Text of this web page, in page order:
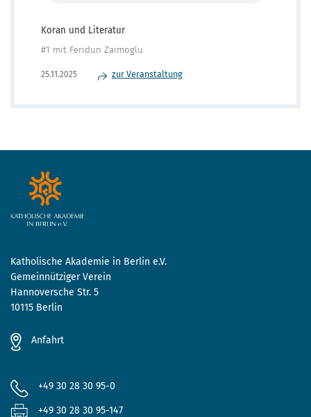
Koran und Literatur
#1 mit Feridun Zaimoglu
25.11.2025 zur Veranstaltung
Katholische Akademie in Berlin e.V.
Gemeinnütziger Verein
Hannoversche Str. 5
10115 Berlin
Anfahrt
+49 30 28 30 95-0
+49 30 28 30 95-147